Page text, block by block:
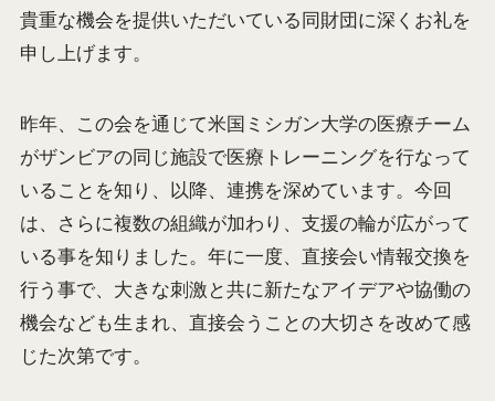
貴重な機会を提供いただいている同財団に深くお礼を
申し上げます。
昨年、この会を通じて米国ミシガン大学の医療チーム
がザンビアの同じ施設で医療トレーニングを行なって
いることを知り、以降、連携を深めています。今回
は、さらに複数の組織が加わり、支援の輪が広がって
いる事を知りました。年に一度、直接会い情報交換を
行う事で、大きな刺激と共に新たなアイデアや協働の
機会なども生まれ、直接会うことの大切さを改めて感
じた次第です。